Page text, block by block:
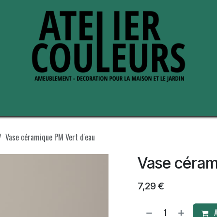
Vase céramique PM Vert d'eau
Vase
7,29€